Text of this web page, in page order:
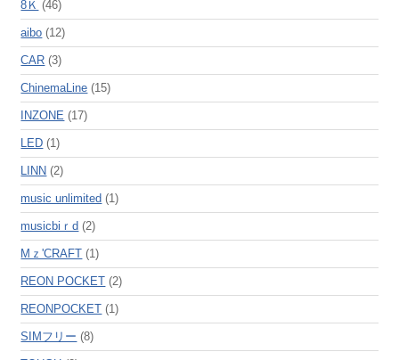
8Ｋ (46)
aibo (12)
CAR (3)
ChinemaLine (15)
INZONE (17)
LED (1)
LINN (2)
music unlimited (1)
musicbiｒd (2)
Mｚ'CRAFT (1)
REON POCKET (2)
REONPOCKET (1)
SIMフリー (8)